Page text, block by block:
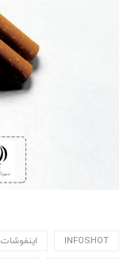
INFOSHOT اینفوشات